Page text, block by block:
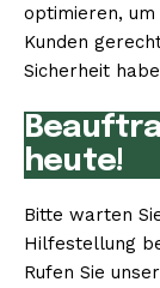
optimieren,
Kunden
Sicherheit
heute!
Bitte warten
Hilfestellung
Rufen Sie